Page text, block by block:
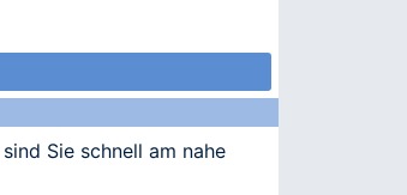
Sie schnell am nahe